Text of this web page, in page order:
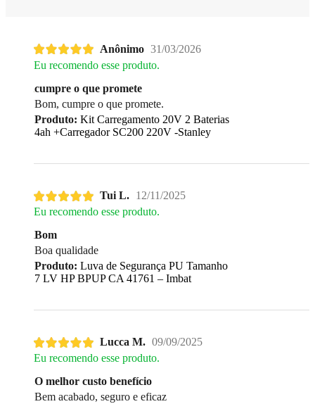
Anônimo 31/03/2026
Eu recomendo esse produto.
cumpre o que promete
Bom, cumpre o que promete.
Produto: Kit Carregamento 20V 2 Baterias
4ah +Carregador SC200 220V -Stanley
Tui L. 12/11/2025
Eu recomendo esse produto.
Bom
Boa qualidade
Produto: Luva de Segurança PU Tamanho
7 LV HP BPUP CA 41761 – Imbat
Lucca M. 09/09/2025
Eu recomendo esse produto.
O melhor custo benefício
Bem acabado, seguro e eficaz